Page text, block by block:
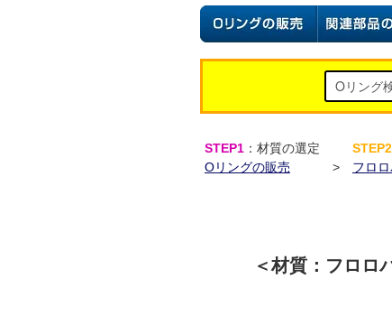
STEP1 ：材質の選定
Oリングの販売
>
STEP2
フロ
＜材質：フロロ